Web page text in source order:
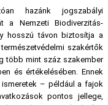
hazánk jogszabályi
a Nemzeti Biodiverzitás-
hosszú távon biztosítja a
szakértők
több mint száz szakember
és értékelésében. Ennek
– például a fajok
pontos jellege,